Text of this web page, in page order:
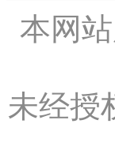
本网
未经授